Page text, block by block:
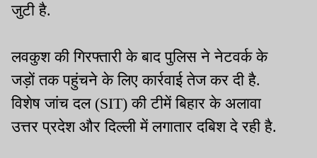
जुटी है.
लवकुश की गिरफ्तारी के बाद पुलिस ने नेटवर्क के
जड़ों तक पहुंचने के लिए कार्रवाई तेज कर दी है.
विशेष जांच दल (SIT) की टीमें बिहार के अलावा
उत्तर प्रदेश और दिल्ली में लगातार दबिश दे रही है.